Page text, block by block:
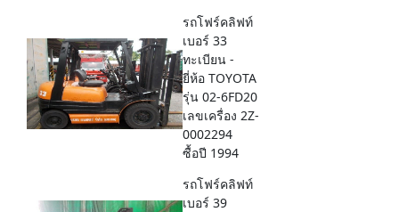
รถโฟร์คลิฟท์
เบอร์ 33
ทะเบียน -
ยี่ห้อ TOYOTA
รุ่น 02-6FD20
เลขเครื่อง 2Z-
0002294
ซื้อปี 1994
รถโฟร์คลิฟท์
เบอร์ 39